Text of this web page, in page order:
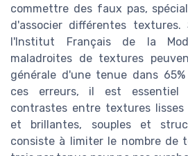
commettre des faux pas,
d'associer différentes
l'Institut Français de la
maladroites de textures
générale d'une tenue dans
ces erreurs, il est essentiel
contrastes entre textures
et brillantes, souples et
consiste à limiter le nombre de